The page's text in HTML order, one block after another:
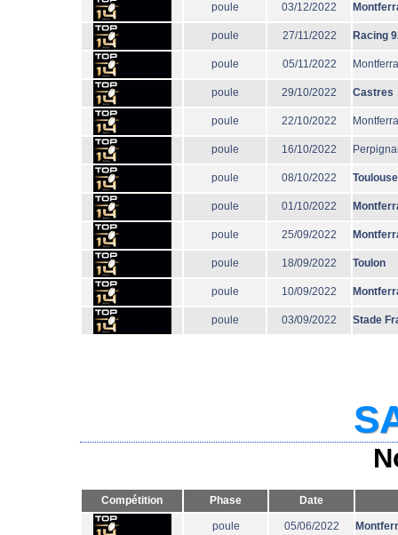
poule 03/12/2022
poule 27/11/2022 Racing
poule 05/11/2022
poule 29/10/2022 Castres
poule 22/10/2022
poule 16/10/2022
poule 08/10/2022 Toulouse
poule 01/10/2022
poule 25/09/2022
poule 18/09/2022 Toulon
poule 10/09/2022
poule 03/09/2022 Stade
Compétition Phase Date
poule 05/06/2022